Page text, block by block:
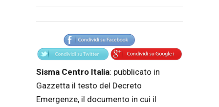
Articolo
Testo articolo principale
Sisma Centro Italia: pubblicato in
Gazzetta il testo del Decreto
Emergenze, il documento in cui il